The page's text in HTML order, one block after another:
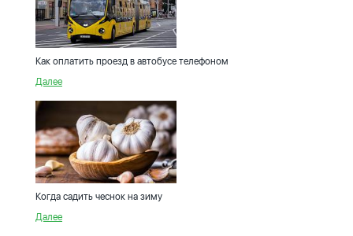
Как оплатить проезд в автобусе телефоном
Далее
Когда садить чеснок на зиму
Далее